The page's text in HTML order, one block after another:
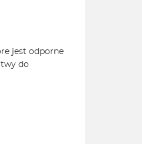
jest odporne
do